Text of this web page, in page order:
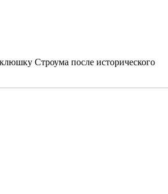
Строума после исторического